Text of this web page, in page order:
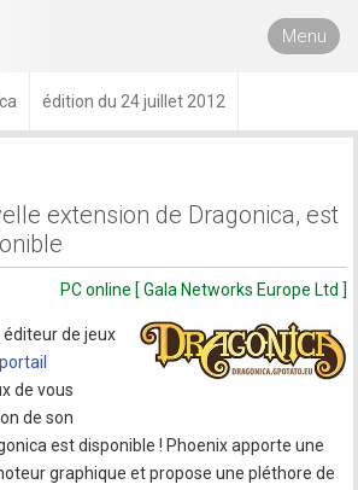
Menu
édition du 24 juillet 2012
extension de Dragonica, est
PC online [ Gala Networks Europe Ltd ]
éditeur de jeux
portail
de vous
de son
est disponible ! Phoenix apporte une
graphique et propose une pléthore de